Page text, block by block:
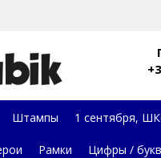
Штампы 1 сентября,
Рамки Цифры /